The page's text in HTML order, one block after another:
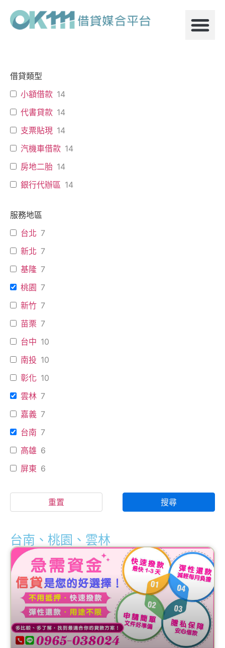
借貸類型
小額借款 14
代書貸款 14
支票貼現 14
汽機車借款 14
房地二胎 14
銀行代辦區 14
服務地區
台北 7
新北 7
基隆 7
桃園 7
新竹 7
苗栗 7
台中 10
南投 10
彰化 10
雲林 7
嘉義 7
台南 7
高雄 6
屏東 6
搜尋
重置
台南、桃園、雲林